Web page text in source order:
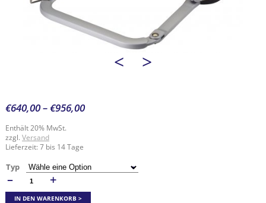
< >
€640,00–€956,00
Enthält 20% MwSt.
zzgl. Versand
Lieferzeit: 7 bis 14 Tage
Typ
ANZAHL
– +
IN DEN WARENKORB